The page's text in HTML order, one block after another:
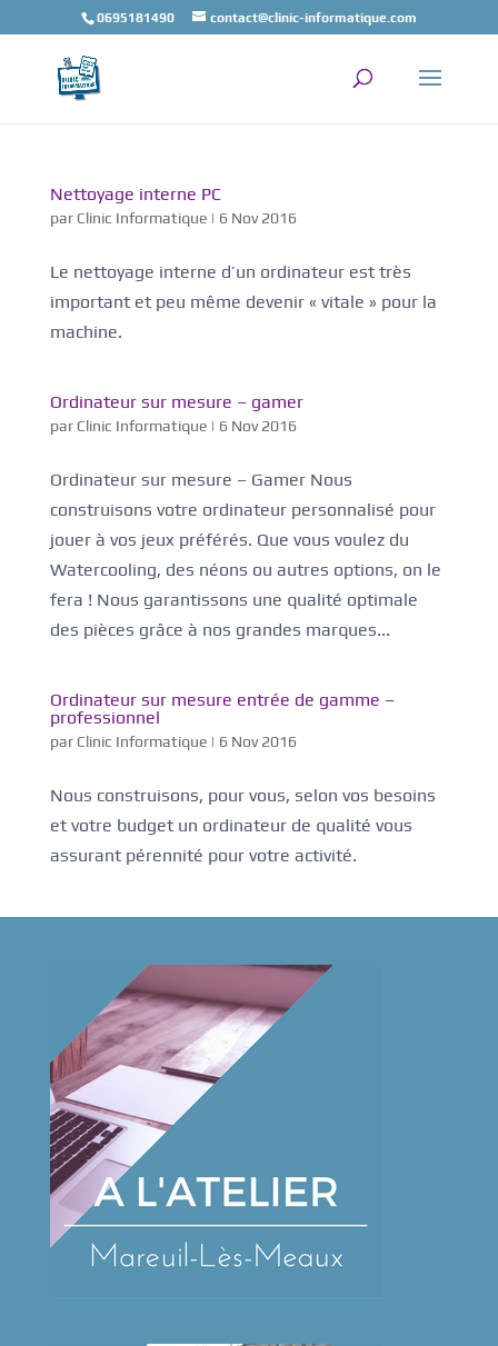
0695181490 contact@clinic-informatique.com
Nettoyage interne PC
par Clinic Informatique| 6 Nov 2016
Le nettoyage interne d’un ordinateur est très
important et peu même devenir « vitale » pour la
machine.
Ordinateur sur mesure – gamer
par Clinic Informatique| 6 Nov 2016
Ordinateur sur mesure – Gamer Nous
construisons votre ordinateur personnalisé pour
jouer à vos jeux préférés. Que vous voulez du
Watercooling, des néons ou autres options, on le
fera ! Nous garantissons une qualité optimale
des pièces grâce à nos grandes marques...
Ordinateur sur mesure entrée de gamme –
professionnel
par Clinic Informatique| 6 Nov 2016
Nous construisons, pour vous, selon vos besoins
et votre budget un ordinateur de qualité vous
assurant pérennité pour votre activité.